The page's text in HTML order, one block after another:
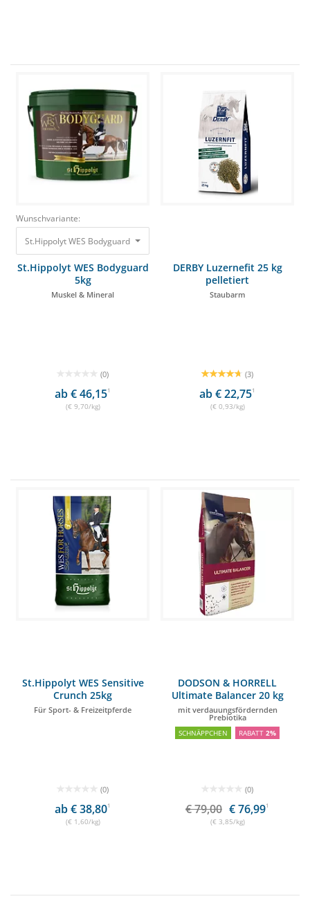
Wunschvariante:
St.Hippolyt WES Bodyguard 5kg Muskel & Mineral 48,50 €
St.Hippolyt WES Bodyguard
5kg
Muskel & Mineral
(0)
ab € 46,151
(€ 9,70/kg)
DERBY Luzernefit 25 kg
pelletiert
Staubarm
(3)
ab € 22,751
(€ 0,93/kg)
St.Hippolyt WES Sensitive
Crunch 25kg
Für Sport- & Freizeitpferde
(0)
ab € 38,801
(€ 1,60/kg)
DODSON & HORRELL
Ultimate Balancer 20 kg
mit verdauungsfördernden
Prebiotika
SCHNÄPPCHEN RABATT 2%
(0)
€ 79,00 € 76,991
(€ 3,85/kg)